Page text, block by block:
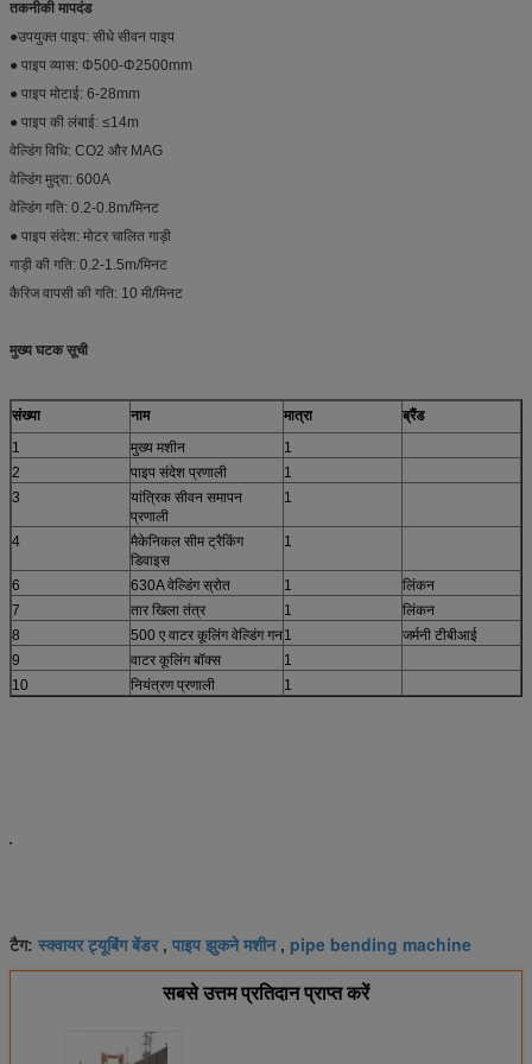
तकनीकी मापदंड
●उपयुक्त पाइप: सीधे सीवन पाइप
● पाइप व्यास: Φ500-Φ2500mm
● पाइप मोटाई: 6-28mm
● पाइप की लंबाई: ≤14m
वेल्डिंग विधि: CO2 और MAG
वेल्डिंग मुद्रा: 600A
वेल्डिंग गति: 0.2-0.8m/मिनट
● पाइप संदेश: मोटर चालित गाड़ी
गाड़ी की गति: 0.2-1.5m/मिनट
कैरिज वापसी की गति: 10 मी/मिनट
मुख्य घटक सूची
संख्या नाम मात्रा
ब्रैंड
1
मुख्य मशीन
1
2
पाइप संदेश प्रणाली
1
3
यांत्रिक सीवन समापन
प्रणाली
1
4
मैकेनिकल सीम ट्रैकिंग
डिवाइस
1
6 630A वेल्डिंग स्रोत 1
लिंकन
7
तार खिला तंत्र 1
लिंकन
8
500 ए वाटर कूलिंग वेल्डिंग गन1
जर्मनी टीबीआई
9
वाटर कूलिंग बॉक्स
1
10
नियंत्रण प्रणाली 1
टैग: स्क्वायर ट्यूबिंग बेंडर, पाइप झुकने मशीन, pipe bending machine
सबसे उत्तम प्रतिदान प्राप्त करें